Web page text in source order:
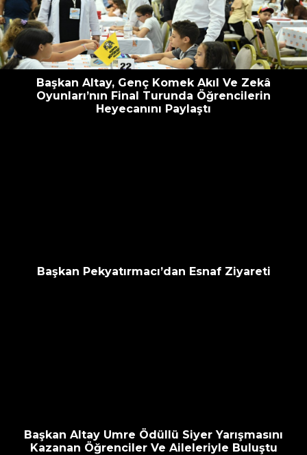
escort
havalimanı
transfer
oyna
bahis
siteleri
Başkan Altay, Genç Komek Akıl Ve Zekâ
Oyunları’nın Final Turunda Öğrencilerin
Heyecanını Paylaştı
Başkan Pekyatırmacı’dan Esnaf Ziyareti
Başkan Altay Umre Ödüllü Siyer Yarışmasını
Kazanan Öğrenciler Ve Aileleriyle Buluştu